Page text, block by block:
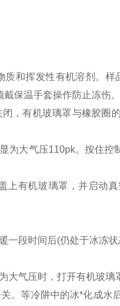
和挥发性有机溶剂。
保温手套操作防止冻伤。
，有机玻璃罩与橡胶圈
为大气压110pk。按住控
有机玻璃罩，并启动
段时间后(仍处于冰冻状
气压时，打开有机玻璃
。等冷阱中的冰*化成水